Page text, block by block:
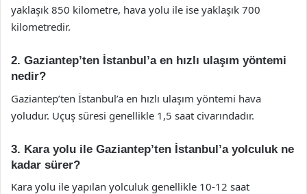
yaklaşık 850 kilometre, hava yolu ile ise yaklaşık 700
kilometredir.
2. Gaziantep’ten İstanbul’a en hızlı ulaşım yöntemi
nedir?
Gaziantep’ten İstanbul’a en hızlı ulaşım yöntemi hava
yoludur. Uçuş süresi genellikle 1,5 saat civarındadır.
3. Kara yolu ile Gaziantep’ten İstanbul’a yolculuk ne
kadar sürer?
Kara yolu ile yapılan yolculuk genellikle 10-12 saat